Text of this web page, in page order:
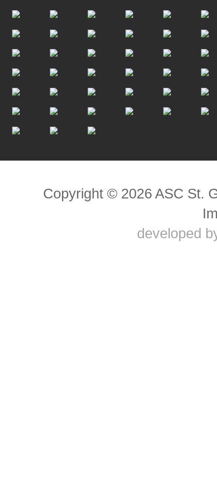
Copyright © 2026 ASC St.
developed